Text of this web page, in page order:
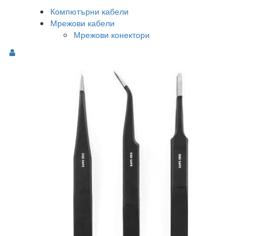
Компютърни кабели
Мрежови кабели
Мрежови конектори